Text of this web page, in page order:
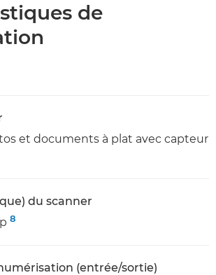
de
et documents à plat avec capteur
du scanner
8
(entrée/sortie)